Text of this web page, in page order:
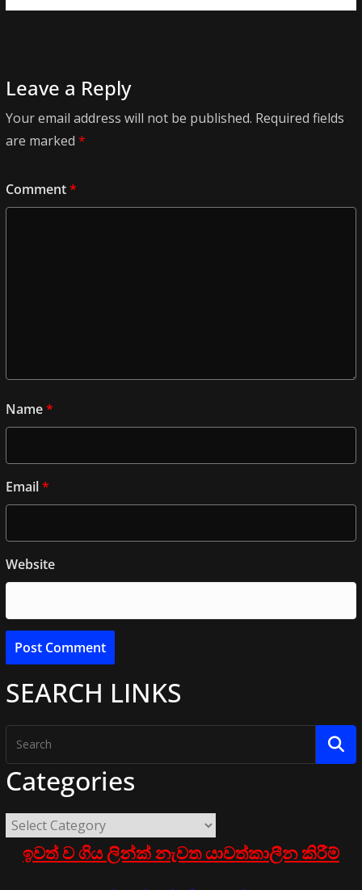
Leave a Reply
Your email address will not be published. Required fields
are marked *
Comment*
Name*
Email*
Website
SEARCH LINKS
Categories
ඉවත් ව ගිය ලින්ක් නැවත යාවත්කාලීන කිරීම්